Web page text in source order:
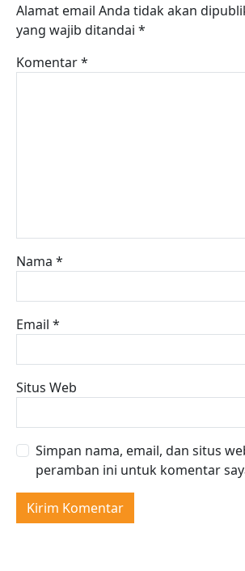
Alamat email Anda tidak akan
yang wajib ditandai *
Komentar*
Nama *
Email *
Situs Web
Simpan nama, email, dan situs
peramban ini untuk komentar